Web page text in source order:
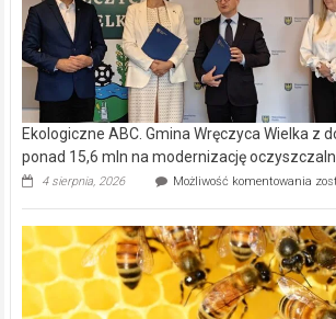
Ekologiczne ABC. Gmina Wręczyca Wielka z
ponad 15,6 mln na modernizację
4 sierpnia, 2026 Możliwość komentowania
z